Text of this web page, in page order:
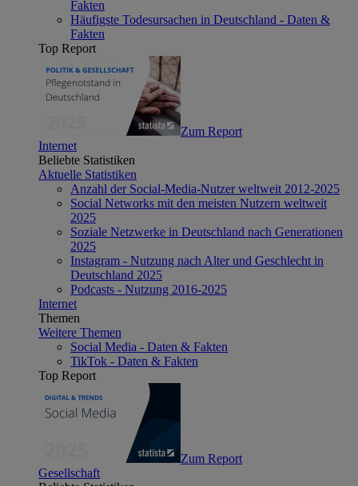
Fakten
Häufigste Todesursachen in Deutschland - Daten &
Fakten
Top Report
Zum Report
Internet
Beliebte Statistiken
Aktuelle Statistiken
Anzahl der Social-Media-Nutzer weltweit 2012-2025
Social Networks mit den meisten Nutzern weltweit
2025
Soziale Netzwerke in Deutschland nach Generationen
2025
Instagram - Nutzung nach Alter und Geschlecht in
Deutschland 2025
Podcasts - Nutzung 2016-2025
Internet
Themen
Weitere Themen
Social Media - Daten & Fakten
TikTok - Daten & Fakten
Top Report
Zum Report
Gesellschaft